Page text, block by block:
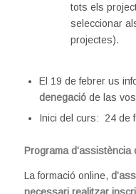
tots els
seleccionar
projectes).
El 19 de febrer us
denegacióde las
Inici del curs: 24 de
Programa d’assistència
La formació online,
necessari realitzar